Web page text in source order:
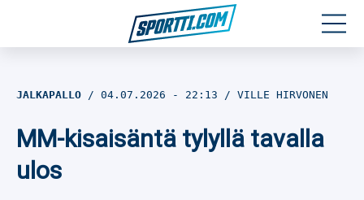
Jalkapallo
JALKAPALLO 04.07.2026 - 22:13 VILLE HIRVONEN
MM-kisaisäntä tylyllä tavalla
ulos